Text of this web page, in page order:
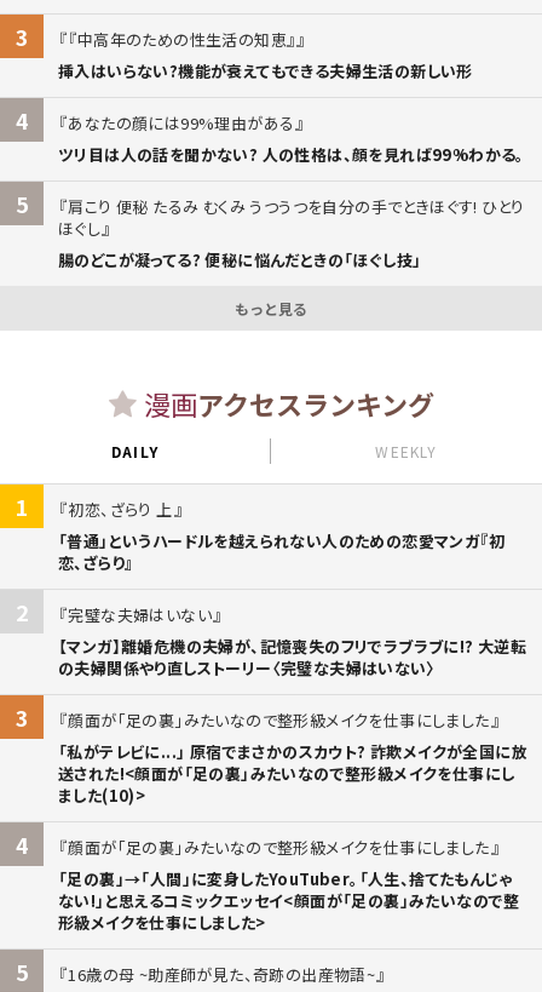
3
『中高年のための性生活の知恵』
挿入はいらない?機能が衰えてもできる夫婦生活の新しい形
4
あなたの顔には99%理由がある
ツリ目は人の話を聞かない? 人の性格は、顔を見れば99%わかる。
5
肩こり 便秘 たるみ むくみ うつうつを自分の手でときほぐす! ひとり
ほぐし
腸のどこが凝ってる? 便秘に悩んだときの「ほぐし技」
もっと見る
漫画アクセスランキング
DAILY WEEKLY
1
初恋、ざらり 上
「普通」というハードルを越えられない人のための恋愛マンガ『初
恋、ざらり』
2
完璧な夫婦はいない
【マンガ】離婚危機の夫婦が、記憶喪失のフリでラブラブに!? 大逆転
の夫婦関係やり直しストーリー〈完璧な夫婦はいない〉
3
顔面が「足の裏」みたいなので整形級メイクを仕事にしました
「私がテレビに...」 原宿でまさかのスカウト? 詐欺メイクが全国に放
送された!<顔面が「足の裏」みたいなので整形級メイクを仕事にし
ました(10)>
4
顔面が「足の裏」みたいなので整形級メイクを仕事にしました
「足の裏」→「人間」に変身したYouTuber。「人生、捨てたもんじゃ
ない!」と思えるコミックエッセイ<顔面が「足の裏」みたいなので整
形級メイクを仕事にしました>
5
16歳の母 ~助産師が見た、奇跡の出産物語~